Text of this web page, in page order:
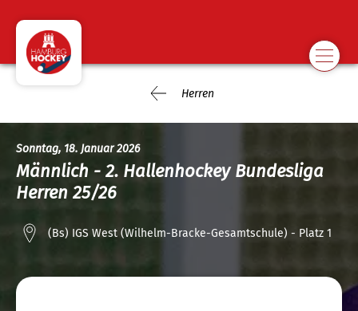
Herren
Sonntag, 18. Januar 2026
Männlich - 2. Hallenhockey Bundesliga
Herren 25/26
(Bs) IGS West (Wilhelm-Bracke-Gesamtschule) - Platz 1